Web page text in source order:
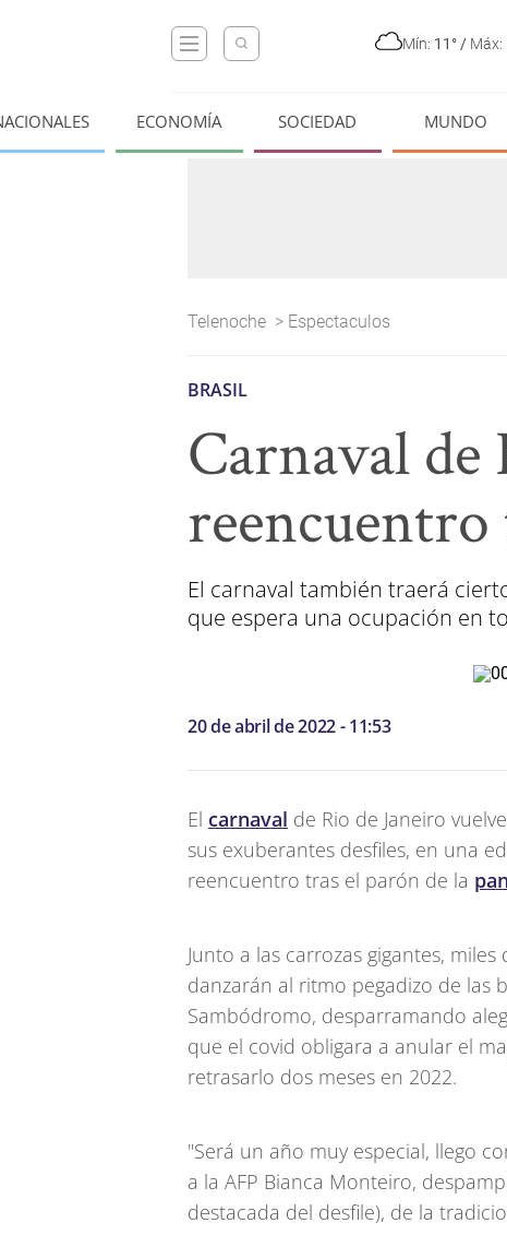
Mín: 11° / Máx:
ECONOMÍA SOCIEDAD MUNDO
Telenoche > Espectaculos
BRASIL
Carnaval
reencuentro
El carnaval también traerá
que espera una ocupación en
20 de abril de 2022 - 11:53
El carnaval de Rio de Janeiro
sus exuberantes desfiles, en una
reencuentro tras el parón de la
Junto a las carrozas gigantes,
danzarán al ritmo pegadizo de las
Sambódromo, desparramando
que el covid obligara a anular el
retrasarlo dos meses en 2022.
"Será un año muy especial, llego
a la AFP Bianca Monteiro,
destacada del desfile), de la